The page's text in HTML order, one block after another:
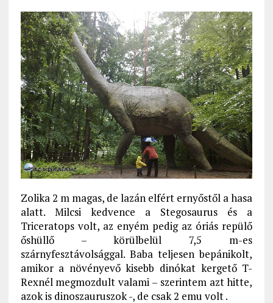
Zolika 2 m magas, de lazán elfért ernyőstől a hasa
alatt. Milcsi kedvence a Stegosaurus és a
Triceratops volt, az enyém pedig az óriás repülő
őshüllő – körülbelül 7,5 m-es
szárnyfesztávolsággal. Baba teljesen bepánikolt,
amikor a növényevő kisebb dinókat kergető T-
Rexnél megmozdult valami – szerintem azt hitte,
azok is dinoszauruszok -, de csak 2 emu volt .